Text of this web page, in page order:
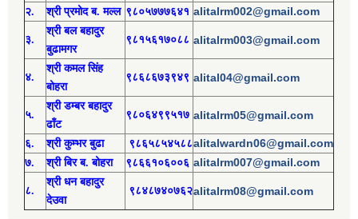
२. श्रीप्रमोदब. मल्ल ९८०५७७७६४१ alitalrm002@gmail.com
३.
श्रीबल बहादुर
बुढामगर
९८१५६१७०८८ alitalrm003@gmail.com
४.
श्री कमल सिंह
बोहरा
९८६८६७३९४९ alital04@gmail.com
५.
श्री डम्बर बहादुर
ढाँट
९८०६४९९५१७ alitalrm05@gmail.com
६. श्री कुम्भर बुढा ९८६५८५४५८८alitalwardn06@gmail.com
७. श्री बिर ब. बोहरा ९८६६१०६००६ alitalrm007@gmail.com
८.
श्री धन बहादुर
देउवा
९८४८७४०७६२alitalrm08@gmail.com